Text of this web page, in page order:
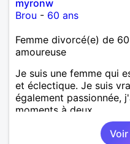
myronw
Brou - 60 ans
Femme divorcé(e) de
amoureuse
Je suis une femme qui
et éclectique. Je suis
également passionnée,
moments à deux.